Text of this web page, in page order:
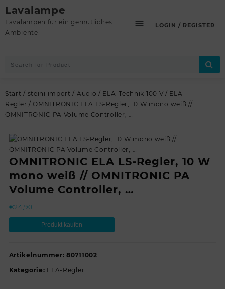
Skip
to
content
Lavalampe
Lavalampen für ein gemütliches
Ambiente
LOGIN / REGISTER
Start / steini import / Audio / ELA-Technik 100 V / ELA-
Regler / OMNITRONIC ELA LS-Regler, 10 W mono weiß //
OMNITRONIC PA Volume Controller, …
OMNITRONIC ELA LS-Regler, 10 W
mono weiß // OMNITRONIC PA
Volume Controller, …
€24,90
Produkt kaufen
Artikelnummer: 80711002
Kategorie: ELA-Regler